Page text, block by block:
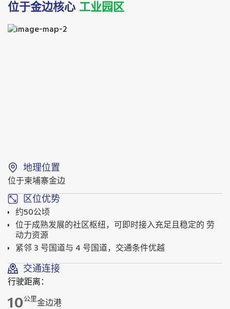
位于金边核心 工业园区
地理位置
位于柬埔寨金边
区位优势
约50公顷
位于成熟发展的社区枢纽，可即时接入充足且稳定的 劳
动力资源
紧邻 3 号国道与 4 号国道，交通条件优越
交通连接
行驶距离：
10公里金边港